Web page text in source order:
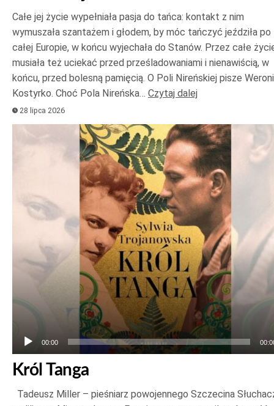
Całe jej życie wypełniała pasja do tańca: kontakt z nim
wymuszała szantażem i głodem, by móc tańczyć jeździła po
całej Europie, w końcu wyjechała do Stanów. Przez całe
musiała też uciekać przed prześladowaniami i nienawiścią, w
końcu, przed bolesną pamięcią. O Poli Nireńskiej pisze
Kostyrko. Choć Pola Nireńska… Czytaj dalej
28 lipca 2026
plików
00:00
Król Tanga
Tadeusz Miller – pieśniarz powojennego Szczecina